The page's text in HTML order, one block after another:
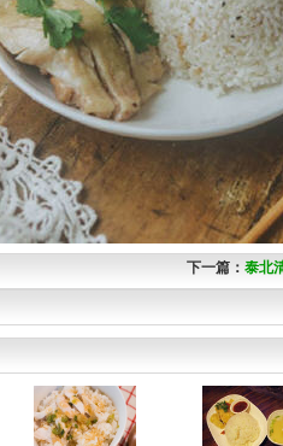
下一篇： 泰北